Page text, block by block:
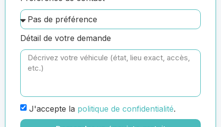
Détail de votre demande
J'accepte la politique de confidentialité.